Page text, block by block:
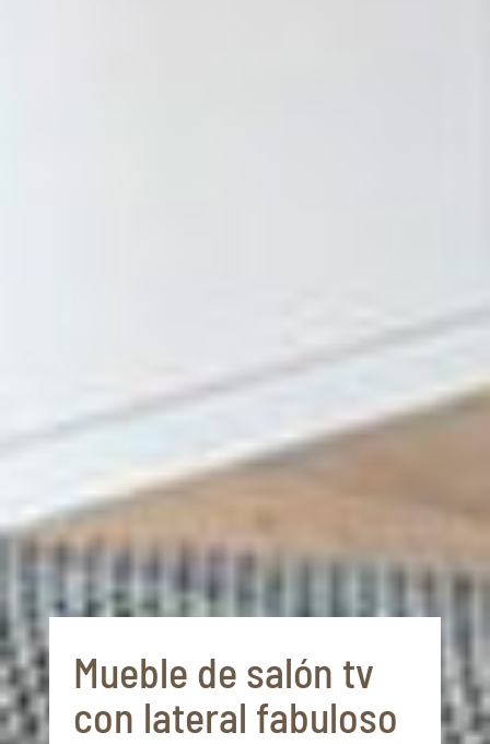
Mueble de salón tv
con lateral fabuloso